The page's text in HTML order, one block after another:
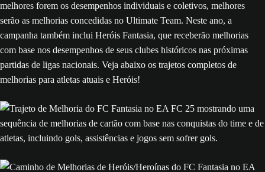
melhores forem os desempenhos individuais e coletivos, melhores
serão as melhorias concedidas no Ultimate Team. Neste ano, a
campanha também inclui Heróis Fantasia, que receberão melhorias
com base nos desempenhos de seus clubes históricos nas próximas
partidas de ligas nacionais. Veja abaixo os trajetos completos de
melhorias para atletas atuais e Heróis!